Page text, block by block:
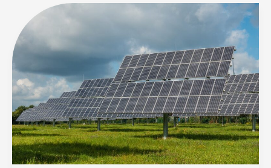
Estas
son
las
innovaciones
energía
sustentable
para
las
industrias
2022.